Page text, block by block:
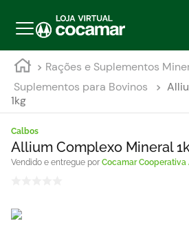
Rações e Suplementos
Suplementos para Bovinos
1kg
Calbos
Allium Complexo Mineral
Cocamar